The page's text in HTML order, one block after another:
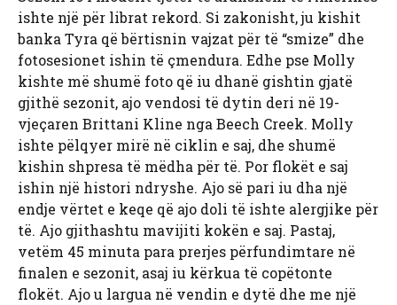
ishte një për librat rekord. Si zakonisht, ju kishit
banka Tyra që bërtisnin vajzat për të “smize” dhe
fotosesionet ishin të çmendura. Edhe pse Molly
kishte më shumë foto që iu dhanë gishtin gjatë
gjithë sezonit, ajo vendosi të dytin deri në 19-
vjeçaren Brittani Kline nga Beech Creek. Molly
ishte pëlqyer mirë në ciklin e saj, dhe shumë
kishin shpresa të mëdha për të. Por flokët e saj
ishin një histori ndryshe. Ajo së pari iu dha një
endje vërtet e keqe që ajo doli të ishte alergjike për
të. Ajo gjithashtu mavijiti kokën e saj. Pastaj,
vetëm 45 minuta para prerjes përfundimtare në
finalen e sezonit, asaj iu kërkua të copëtonte
flokët. Ajo u largua në vendin e dytë dhe me një